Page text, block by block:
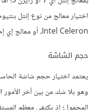
Intel Celeron، أو معالج إي إم دي من السلسلة أ AMD A-Series.
حجم الشاشة
يعتمد اختيار حجم شاشة
وهو بلا شك من بين آخر